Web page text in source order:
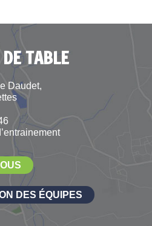
TABLE
Daudet,
DES ÉQUIPES